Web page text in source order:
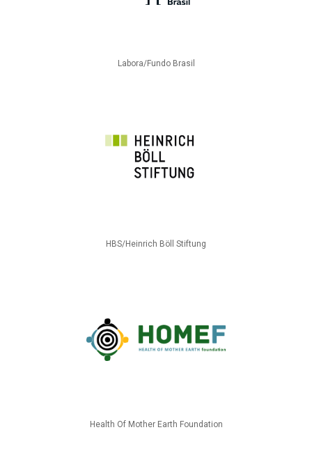
Labora/Fundo Brasil
HBS/Heinrich Böll Stiftung
Health Of Mother Earth Foundation